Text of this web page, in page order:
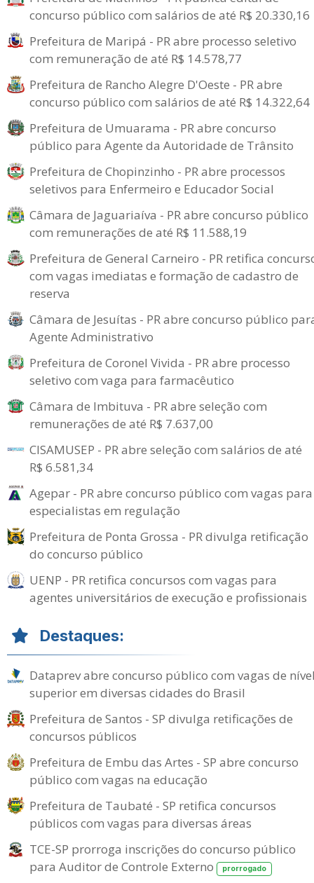
concurso público com salários de até R$ 20.330,16
Prefeitura de Maripá - PR abre processo seletivo
com remuneração de até R$ 14.578,77
Prefeitura de Rancho Alegre D'Oeste - PR abre
concurso público com salários de até R$ 14.322,64
Prefeitura de Umuarama - PR abre concurso
público para Agente da Autoridade de Trânsito
Prefeitura de Chopinzinho - PR abre processos
seletivos para Enfermeiro e Educador Social
Câmara de Jaguariaíva - PR abre concurso público
com remunerações de até R$ 11.588,19
Prefeitura de General Carneiro - PR retifica
com vagas imediatas e formação de cadastro de
reserva
Câmara de Jesuítas - PR abre concurso público
Agente Administrativo
Prefeitura de Coronel Vivida - PR abre processo
seletivo com vaga para farmacêutico
Câmara de Imbituva - PR abre seleção com
remunerações de até R$ 7.637,00
CISAMUSEP - PR abre seleção com salários de até
R$ 6.581,34
Agepar - PR abre concurso público com vagas para
especialistas em regulação
Prefeitura de Ponta Grossa - PR divulga retificação
do concurso público
UENP - PR retifica concursos com vagas para
agentes universitários de execução e profissionais
Destaques:
Dataprev abre concurso público com vagas de
superior em diversas cidades do Brasil
Prefeitura de Santos - SP divulga retificações de
concursos públicos
Prefeitura de Embu das Artes - SP abre concurso
público com vagas na educação
Prefeitura de Taubaté - SP retifica concursos
públicos com vagas para diversas áreas
TCE-SP prorroga inscrições do concurso público
para Auditor de Controle Externo
prorrogado